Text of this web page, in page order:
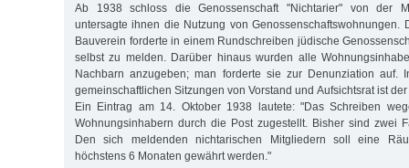
Ab 1938 schloss die Genossenschaft "Nichtarier" von der
untersagte ihnen die Nutzung von Genossenschaftswohnungen.
Bauverein forderte in einem Rundschreiben jüdische
selbst zu melden. Darüber hinaus wurden alle
Nachbarn anzugeben; man forderte sie zur Denunziation auf.
gemeinschaftlichen Sitzungen von Vorstand und Aufsichtsrat ist
Ein Eintrag am 14. Oktober 1938 lautete: "Das Schreiben
Wohnungsinhabern durch die Post zugestellt. Bisher sind zwei
Den sich meldenden nichtarischen Mitgliedern soll eine
höchstens 6 Monaten gewährt werden."